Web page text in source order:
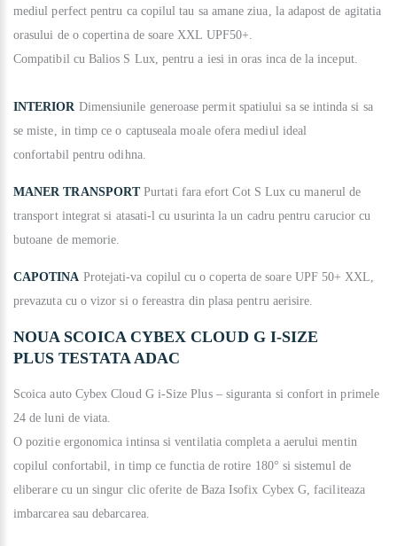
mediul perfect pentru ca copilul tau sa amane ziua, la adapost de agitatia
orasului de o copertina de soare XXL UPF50+.
Compatibil cu Balios S Lux, pentru a iesi in oras inca de la inceput.
INTERIORDimensiunile generoase permit spatiului sa se intinda si sa
se miste, in timp ce o captuseala moale ofera mediul ideal
confortabil pentru odihna.
MANER TRANSPORTPurtati fara efort Cot S Lux cu manerul de
transport integrat si atasati-l cu usurinta la un cadru pentru carucior cu
butoane de memorie.
CAPOTINA Protejati-va copilul cu o coperta de soare UPF 50+ XXL,
prevazuta cu o vizor si o fereastra din plasa pentru aerisire.
NOUA SCOICA CYBEX CLOUD G I-SIZE
PLUSTESTATA ADAC
Scoica auto Cybex Cloud G i-Size Plus – siguranta si confort in primele
24 de luni de viata.
O pozitie ergonomica intinsa si ventilatia completa a aerului mentin
copilul confortabil, in timp ce functia de rotire 180° si sistemul de
eliberare cu un singur clic oferite de Baza Isofix Cybex G, faciliteaza
imbarcarea sau debarcarea.